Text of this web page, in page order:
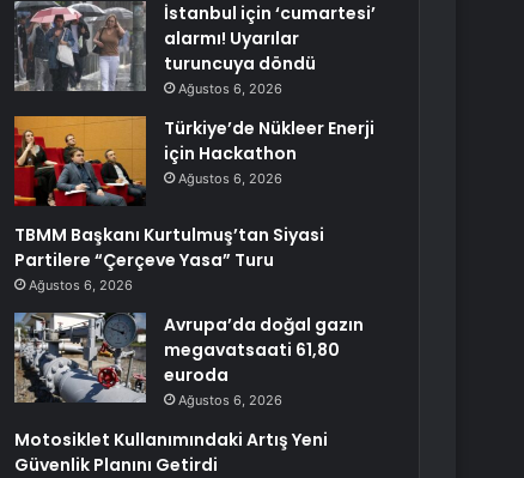
İstanbul için ‘cumartesi’
alarmı! Uyarılar
turuncuya döndü
Ağustos 6, 2026
Türkiye’de Nükleer Enerji
için Hackathon
Ağustos 6, 2026
TBMM Başkanı Kurtulmuş’tan Siyasi
Partilere “Çerçeve Yasa” Turu
Ağustos 6, 2026
Avrupa’da doğal gazın
megavatsaati 61,80
euroda
Ağustos 6, 2026
Motosiklet Kullanımındaki Artış Yeni
Güvenlik Planını Getirdi